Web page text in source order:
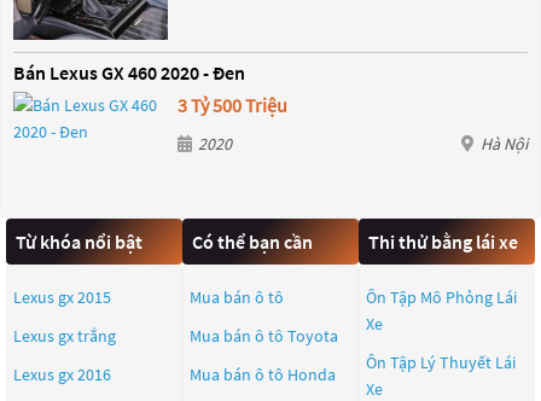
Bán Lexus GX 460 2020 - Đen
3 Tỷ 500 Triệu
2020 Hà Nội
Từ khóa nổi bật
Lexus gx 2015
Lexus gx trắng
Lexus gx 2016
Có thể bạn cần
Mua bán ô tô
Mua bán ô tô Toyota
Mua bán ô tô Honda
Thi thử bằng lái xe
Ôn Tập Mô Phỏng Lái
Xe
Ôn Tập Lý Thuyết Lái
Xe